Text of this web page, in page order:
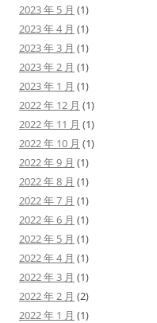
2023 年 5 月 (1)
2023 年 4 月 (1)
2023 年 3 月 (1)
2023 年 2 月 (1)
2023 年 1 月 (1)
2022 年 12 月 (1)
2022 年 11 月 (1)
2022 年 10 月 (1)
2022 年 9 月 (1)
2022 年 8 月 (1)
2022 年 7 月 (1)
2022 年 6 月 (1)
2022 年 5 月 (1)
2022 年 4 月 (1)
2022 年 3 月 (1)
2022 年 2 月 (2)
2022 年 1 月 (1)